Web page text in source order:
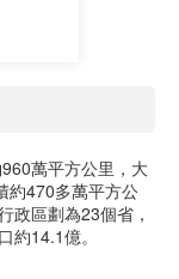
萬平方公里，大
約470多萬平方公
政區劃為23個省，
14.1億。